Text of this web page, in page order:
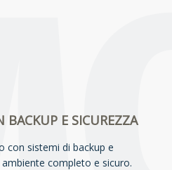
BACKUP E SICUREZZA
con sistemi di backup e
completo e sicuro.